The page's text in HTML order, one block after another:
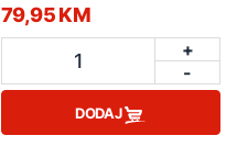
79,95 KM
1
+
-
DODAJ